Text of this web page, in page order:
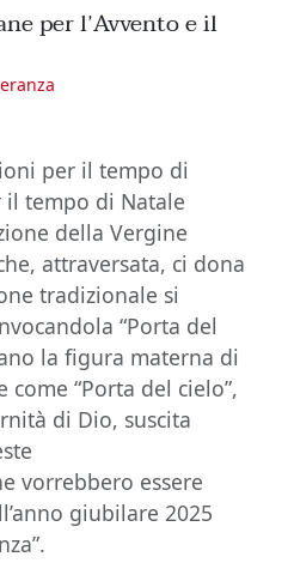
per l’Avvento e il
per il tempo di
il tempo di Natale
della Vergine
attraversata, ci dona
tradizionale si
“Porta del
la figura materna di
“Porta del cielo”,
di Dio, suscita
vorrebbero essere
giubilare 2025